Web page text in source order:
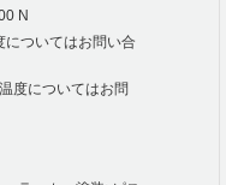
N
ついてはお問い合
度についてはお問